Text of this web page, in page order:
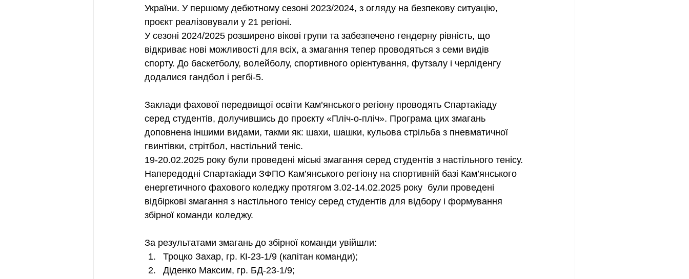
України. У першому дебютному сезоні 2023/2024, з огляду на безпекову ситуацію,
проєкт реалізовували у 21 регіоні.
У сезоні 2024/2025 розширено вікові групи та забезпечено гендерну рівність, що
відкриває нові можливості для всіх, а змагання тепер проводяться з семи видів
спорту. До баскетболу, волейболу, спортивного орієнтування, футзалу і черліденгу
додалися гандбол і регбі-5.
Заклади фахової передвищої освіти Кам’янського регіону проводять Спартакіаду
серед студентів, долучившись до проєкту «Пліч-о-пліч». Програма цих змагань
доповнена іншими видами, такми як: шахи, шашки, кульова стрільба з пневматичної
гвинтівки, стрітбол, настільний теніс.
19-20.02.2025 року були проведені міські змагання серед студентів з настільного тенісу.
Напередодні Спартакіади ЗФПО Кам’янського регіону на спортивній базі Кам’янського
енергетичного фахового коледжу протягом 3.02-14.02.2025 року  були проведені
відбіркові змагання з настільного тенісу серед студентів для відбору і формування
збірної команди коледжу.
За результатами змагань до збірної команди увійшли:
Троцко Захар, гр. КІ-23-1/9 (капітан команди);
Діденко Максим, гр. БД-23-1/9;